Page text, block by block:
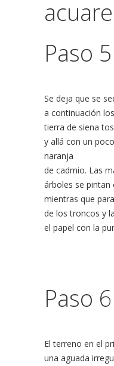
Paso 5
Se deja que se
a continuación
tierra de siena
y allá con un
naranja
de cadmio. Las
árboles se pintan
mientras que
de los troncos y
el papel con la
Paso 6
El terreno en el
una aguada